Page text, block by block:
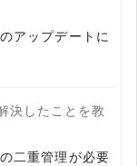
アップデートに
決したことを教
二重管理が必要